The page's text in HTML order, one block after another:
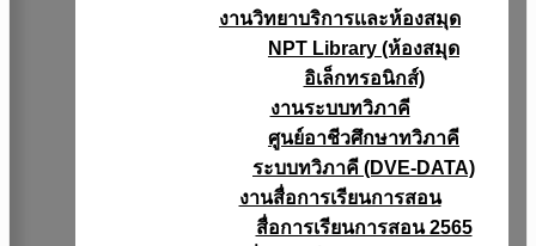
งานวิทยาบริการเเละห้องสมุด
NPT Library (ห้องสมุด
อิเล็กทรอนิกส์)
งานระบบทวิภาคี
ศูนย์อาชีวศึกษาทวิภาคี
ระบบทวิภาคี (DVE-DATA)
งานสื่อการเรียนการสอน
สื่อการเรียนการสอน 2565